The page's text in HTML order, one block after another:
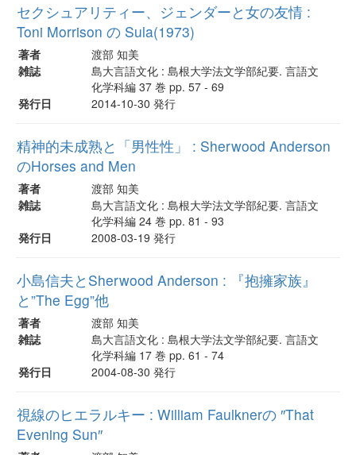
セクシュアリティー、ジェンダーと女の友情 :
Toni Morrison の Sula(1973)
著者
渡部 知美
雑誌
島大言語文化 : 島根大学法文学部紀要. 言語文
化学科編 37 巻 pp. 57 - 69
発行日
2014-10-30 発行
精神的未成熟と「男性性」 : Sherwood Anderson
のHorses and Men
著者
渡部 知美
雑誌
島大言語文化 : 島根大学法文学部紀要. 言語文
化学科編 24 巻 pp. 81 - 93
発行日
2008-03-19 発行
小島信夫とSherwood Anderson : 『抱擁家族』
と”The Egg”他
著者
渡部 知美
雑誌
島大言語文化 : 島根大学法文学部紀要. 言語文
化学科編 17 巻 pp. 61 - 74
発行日
2004-08-30 発行
視線のヒエラルキー : William Faulknerの ″That
Evening Sun″